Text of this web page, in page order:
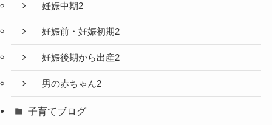
妊娠中期2
妊娠前・妊娠初期2
妊娠後期から出産2
男の赤ちゃん2
子育てブログ